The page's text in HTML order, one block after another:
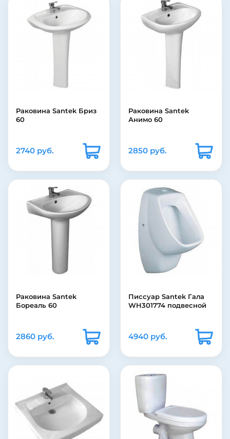
Раковина Santek Бриз
60
2740 руб.
Раковина Santek
Анимо 60
2850 руб.
Раковина Santek
Бореаль 60
2860 руб.
Писсуар Santek Гала
WH301774 подвесной
4940 руб.